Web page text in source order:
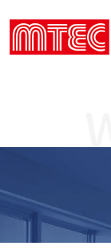
事業内容
建設事業
配筋検査